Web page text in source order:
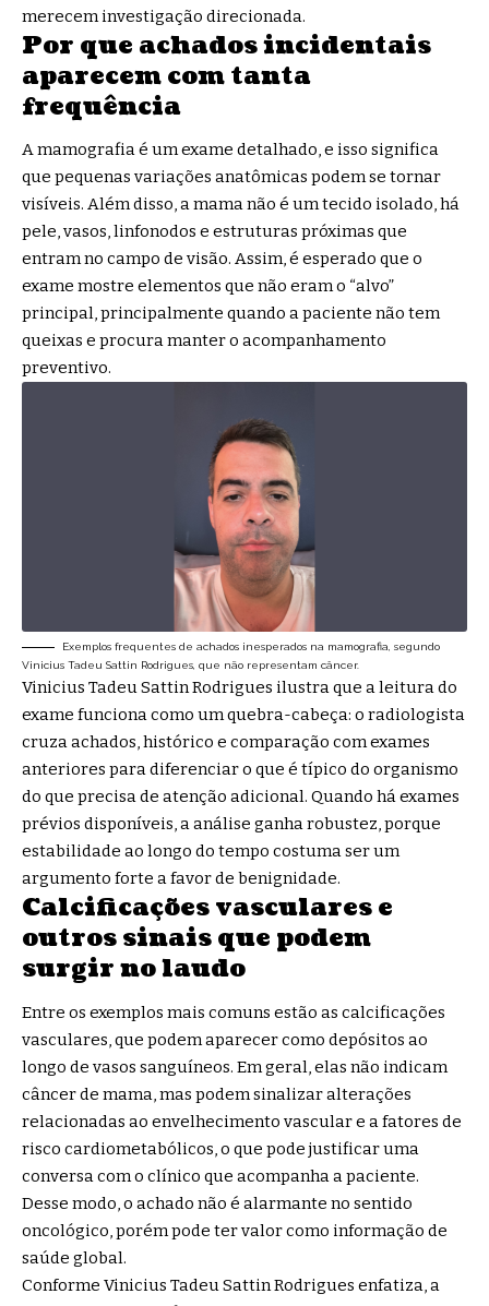
merecem investigação direcionada.
Por que achados incidentais
aparecem com tanta
frequência
A mamografia é um exame detalhado, e isso significa
que pequenas variações anatômicas podem se tornar
visíveis. Além disso, a mama não é um tecido isolado, há
pele, vasos, linfonodos e estruturas próximas que
entram no campo de visão. Assim, é esperado que o
exame mostre elementos que não eram o “alvo”
principal, principalmente quando a paciente não tem
queixas e procura manter o acompanhamento
preventivo.
Exemplos frequentes de achados inesperados na mamografia, segundo
Vinicius Tadeu Sattin Rodrigues, que não representam câncer.
Vinicius Tadeu Sattin Rodrigues ilustra que a leitura do
exame funciona como um quebra-cabeça: o radiologista
cruza achados, histórico e comparação com exames
anteriores para diferenciar o que é típico do organismo
do que precisa de atenção adicional. Quando há exames
prévios disponíveis, a análise ganha robustez, porque
estabilidade ao longo do tempo costuma ser um
argumento forte a favor de benignidade.
Calcificações vasculares e
outros sinais que podem
surgir no laudo
Entre os exemplos mais comuns estão as calcificações
vasculares, que podem aparecer como depósitos ao
longo de vasos sanguíneos. Em geral, elas não indicam
câncer de mama, mas podem sinalizar alterações
relacionadas ao envelhecimento vascular e a fatores de
risco cardiometabólicos, o que pode justificar uma
conversa com o clínico que acompanha a paciente.
Desse modo, o achado não é alarmante no sentido
oncológico, porém pode ter valor como informação de
saúde global.
Conforme Vinicius Tadeu Sattin Rodrigues enfatiza, a